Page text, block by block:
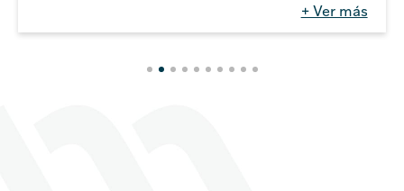
estéticamente moderno en todos sus detalles.
VIDA MECÁNICA DE LOS ACTUADORES
pulsadores dobles y triples y 300.000 maniobras de
+ Ver más